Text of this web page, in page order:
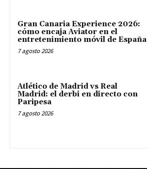
Gran Canaria Experience 2026:
cómo encaja Aviator en el
entretenimiento móvil de España
7 agosto 2026
Atlético de Madrid vs Real
Madrid: el derbi en directo con
Paripesa
7 agosto 2026